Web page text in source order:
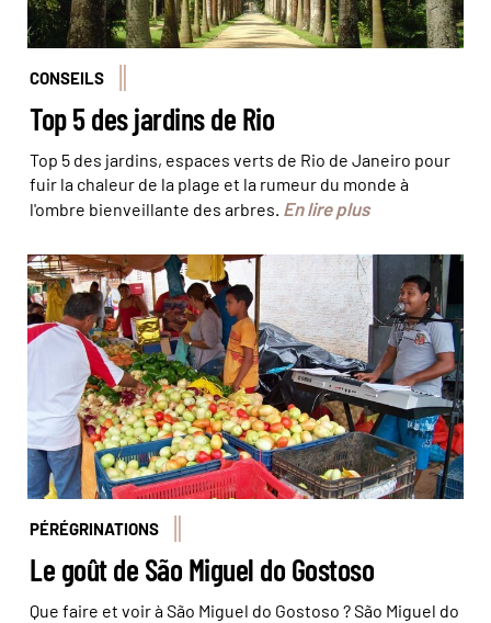
CONSEILS
Top 5 des jardins de Rio
Top 5 des jardins, espaces verts de Rio de Janeiro pour
fuir la chaleur de la plage et la rumeur du monde à
l'ombre bienveillante des arbres. En lire plus
Les habitants de São Miguel do Gostoso vous inviteront
à vivre comme leur famille © Ana Carolina Scheel
PÉRÉGRINATIONS
Le goût de São Miguel do Gostoso
Que faire et voir à São Miguel do Gostoso ? São Miguel do